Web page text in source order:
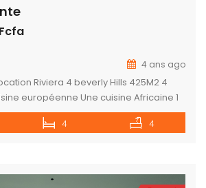
4 ans ago
Riviera 4 beverly Hills 425M2 4
européenne Une cuisine Africaine 1
Garage 2 voitures Prix: Achat: 550
Location: 2,5 millions visite sur rendez
4 4